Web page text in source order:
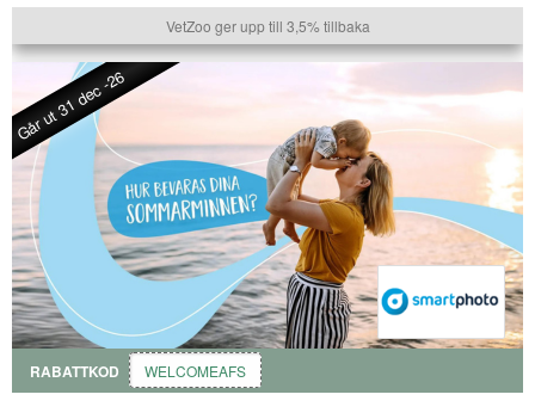
VetZoo ger upp till 3,5% tillbaka
Går ut 31 dec -26
RABATTKOD WELCOMEAFS